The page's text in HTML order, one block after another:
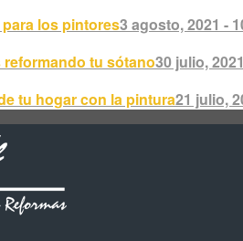
los pintores3 agosto, 2021 -
tu sótano30 julio,
tu hogar con la pintura21 julio,